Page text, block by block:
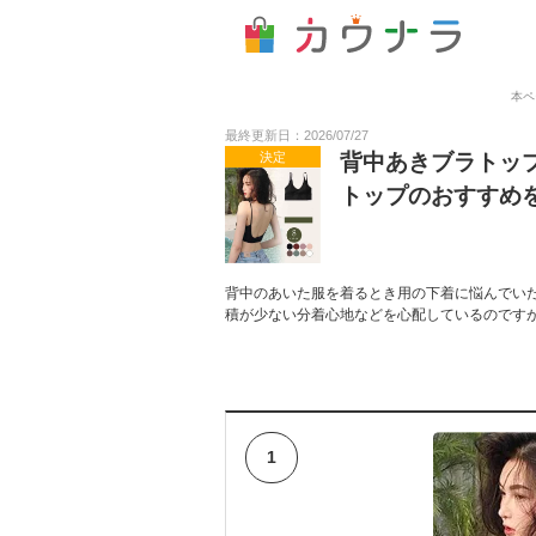
本
最終更新日：2026/07/27
決定
背中あきブラトッ
トップのおすすめ
背中のあいた服を着るとき用の下着に悩んで
積が少ない分着心地などを心配しているので
1